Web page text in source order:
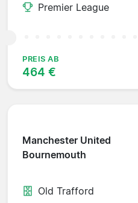
Premier League
PREIS AB
464 €
Manchester United
Bournemouth
Old Trafford